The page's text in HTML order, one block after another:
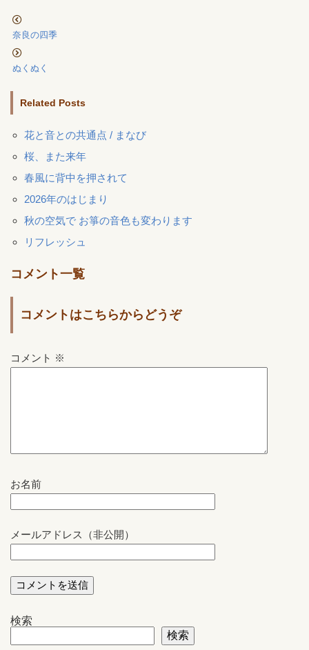
奈良の四季
ぬくぬく
Related Posts
花と音との共通点 / まなび
桜、また来年
春風に背中を押されて
2026年のはじまり
秋の空気で お箏の音色も変わります
リフレッシュ
コメント一覧
コメントはこちらからどうぞ
コメント ※
お名前
メールアドレス（非公開）
検索
検索